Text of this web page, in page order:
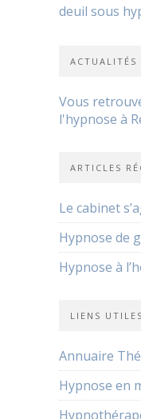
deuil sous
ACTUALITÉS
Vous
l'hypnose à
ARTICLES
Le cabinet
Hypnose de
Hypnose à
LIENS UTILES
Annuaire
Hypnose en